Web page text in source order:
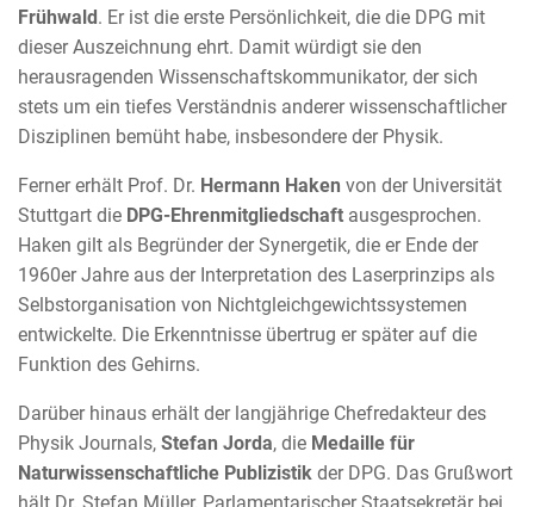
Frühwald. Er ist die erste Persönlichkeit, die die DPG mit
dieser Auszeichnung ehrt. Damit würdigt sie den
herausragenden Wissenschaftskommunikator, der sich
stets um ein tiefes Verständnis anderer wissenschaftlicher
Disziplinen bemüht habe, insbesondere der Physik.
Ferner erhält Prof. Dr. Hermann Haken von der Universität
Stuttgart die DPG-Ehrenmitgliedschaft ausgesprochen.
Haken gilt als Begründer der Synergetik, die er Ende der
1960er Jahre aus der Interpretation des Laserprinzips als
Selbstorganisation von Nichtgleichgewichtssystemen
entwickelte. Die Erkenntnisse übertrug er später auf die
Funktion des Gehirns.
Darüber hinaus erhält der langjährige Chefredakteur des
Physik Journals, Stefan Jorda, die Medaille für
Naturwissenschaftliche Publizistik der DPG. Das Grußwort